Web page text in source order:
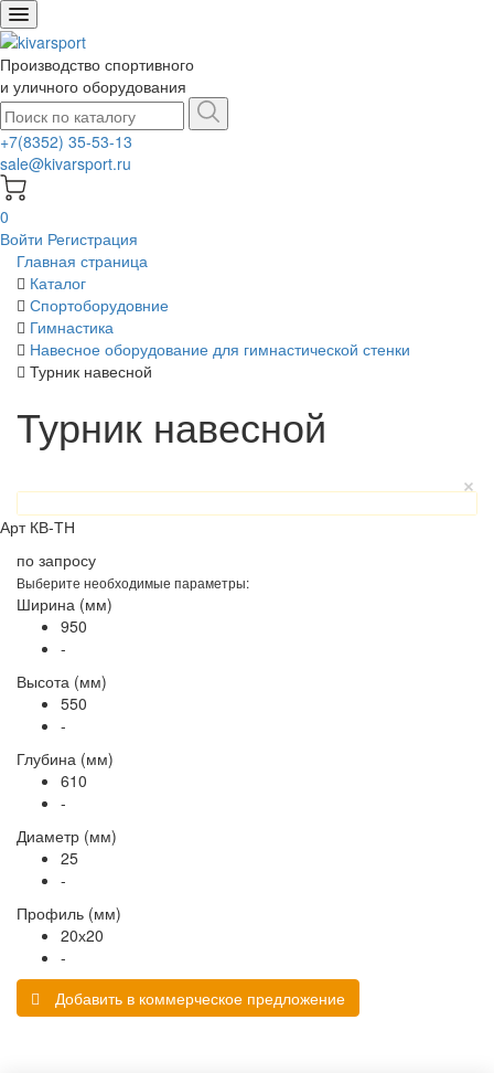
Производство спортивного
и уличного оборудования
+7(8352) 35-53-13
sale@kivarsport.ru
0
Войти Регистрация
Главная страница
Каталог
Спортоборудовние
Гимнастика
Навесное оборудование для гимнастической стенки
Турник навесной
Турник навесной
Арт КВ-ТН
по запросу
Выберите необходимые параметры:
Ширина (мм)
950
-
Высота (мм)
550
-
Глубина (мм)
610
-
Диаметр (мм)
25
-
Профиль (мм)
20х20
-
Добавить в коммерческое предложение